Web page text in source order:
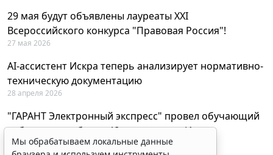
29 мая будут объявлены лауреаты XXI
Всероссийского конкурса "Правовая Россия"!
27 мая 2026
AI-ассистент Искра теперь анализирует нормативно-
техническую документацию
28 апреля 2026
"ГАРАНТ Электронный экспресс" провел обучающий
вебинар по работе с AI-ассистентом Искра
23 апреля 2026
Мы обрабатываем локальные данные